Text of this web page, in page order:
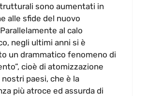
sono aumentati in
alle sfide del nuovo
al calo
negli ultimi anni si è
un drammatico fenomeno di
cioè di atomizzazione
paesi, che è la
più atroce ed assurda di